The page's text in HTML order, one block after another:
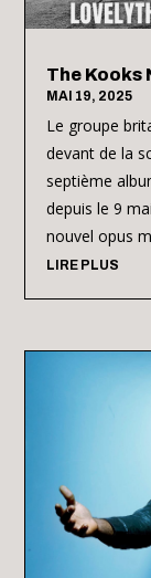
The Kooks
MAI 19, 2025
Le groupe
devant de la
septième
depuis le 9
nouvel opus
LIRE PLUS